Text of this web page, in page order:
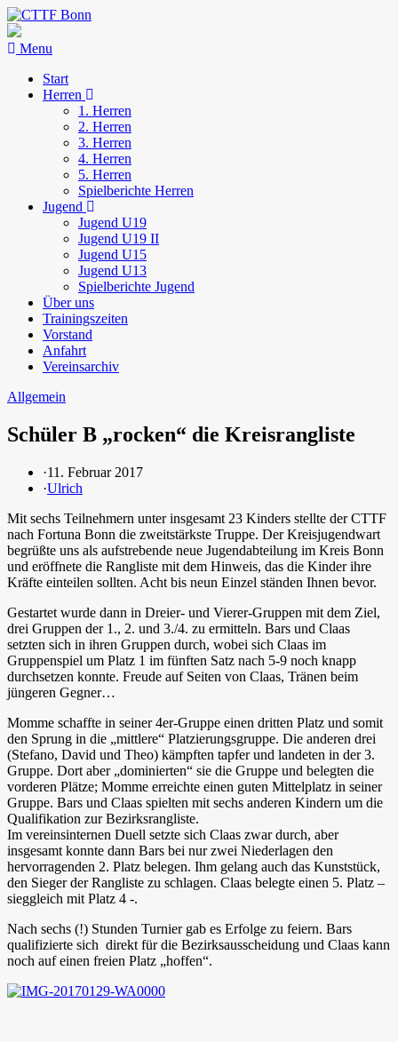
Menu
Start
Herren
1. Herren
2. Herren
3. Herren
4. Herren
5. Herren
Spielberichte Herren
Jugend
Jugend U19
Jugend U19 II
Jugend U15
Jugend U13
Spielberichte Jugend
Über uns
Trainingszeiten
Vorstand
Anfahrt
Vereinsarchiv
Allgemein
Schüler B „rocken“ die Kreisrangliste
·11. Februar 2017
·Ulrich
Mit sechs Teilnehmern unter insgesamt 23 Kinders stellte der CTTF
nach Fortuna Bonn die zweitstärkste Truppe. Der Kreisjugendwart
begrüßte uns als aufstrebende neue Jugendabteilung im Kreis Bonn
und eröffnete die Rangliste mit dem Hinweis, das die Kinder ihre
Kräfte einteilen sollten. Acht bis neun Einzel ständen Ihnen bevor.
Gestartet wurde dann in Dreier- und Vierer-Gruppen mit dem Ziel,
drei Gruppen der 1., 2. und 3./4. zu ermitteln. Bars und Claas
setzten sich in ihren Gruppen durch, wobei sich Claas im
Gruppenspiel um Platz 1 im fünften Satz nach 5-9 noch knapp
durchsetzen konnte. Freude auf Seiten von Claas, Tränen beim
jüngeren Gegner…
Momme schaffte in seiner 4er-Gruppe einen dritten Platz und somit
den Sprung in die „mittlere“ Platzierungsgruppe. Die anderen drei
(Stefano, David und Theo) kämpften tapfer und landeten in der 3.
Gruppe. Dort aber „dominierten“ sie die Gruppe und belegten die
vorderen Plätze; Momme erreichte einen guten Mittelplatz in seiner
Gruppe. Bars und Claas spielten mit sechs anderen Kindern um die
Qualifikation zur Bezirksrangliste.
Im vereinsinternen Duell setzte sich Claas zwar durch, aber
insgesamt konnte dann Bars bei nur zwei Niederlagen den
hervorragenden 2. Platz belegen. Ihm gelang auch das Kunststück,
den Sieger der Rangliste zu schlagen. Claas belegte einen 5. Platz –
sieggleich mit Platz 4 -.
Nach sechs (!) Stunden Turnier gab es Erfolge zu feiern. Bars
qualifizierte sich direkt für die Bezirksausscheidung und Claas kann
noch auf einen freien Platz „hoffen“.